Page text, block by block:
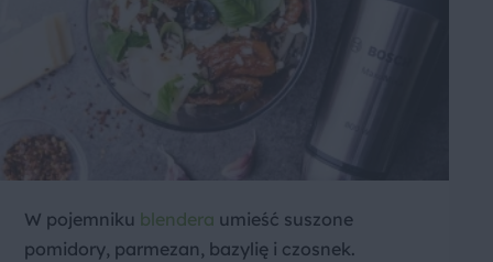
W pojemniku blendera umieść suszone
pomidory, parmezan, bazylię i czosnek.